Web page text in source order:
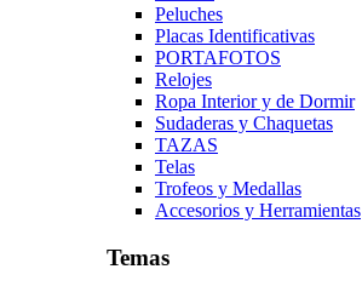
Peluches
Placas Identificativas
PORTAFOTOS
Relojes
Ropa Interior y de Dormir
Sudaderas y Chaquetas
TAZAS
Telas
Trofeos y Medallas
Accesorios y Herramientas
Temas